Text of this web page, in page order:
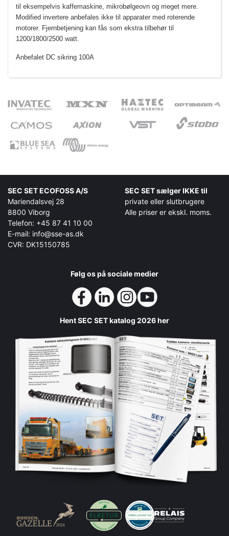
til eksempelvis kaffemaskine, mikrobølgeovn og meget mere.
Modified invertere anbefales ikke til apparater med roterende
motorer. Fjernbetjening kan fås som ekstra tilbehør til
1200/1800/2500 watt.
Anbefalet DC sikring 100A
SEC SET ECOFOSS A/S
Mariendalsvej 28
8800 Viborg
Telefon: +45 87 41 10 00
E-mail: info@sse-as.dk
CVR: DK15150785
SEC SET sælger IKKE til
private eller slutbrugere
Alle priser er ekskl. moms.
Følg os på sociale medier
Hent SEC SET katalog 2026 her